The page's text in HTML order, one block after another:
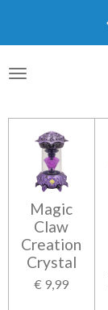
de
Magic
Claw
Creation
Crystal
€ 9,99